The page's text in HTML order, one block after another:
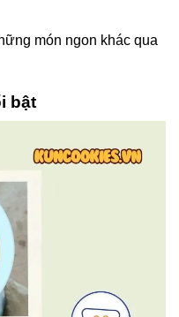
món ngon khác qua
bật